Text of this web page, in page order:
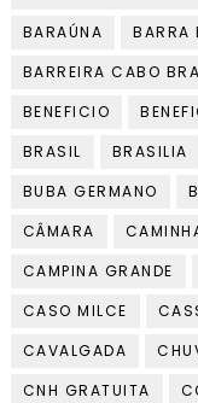
BARAÚNA
BARRA
BARREIRA CABO
BENEFICIO
BRASIL
BRASILIA
BUBA GERMANO
CÂMARA
CAMPINA GRANDE
CASO MILCE
CAVALGADA
CNH GRATUITA